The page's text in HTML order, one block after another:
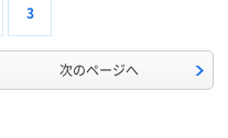
3
次のページへ